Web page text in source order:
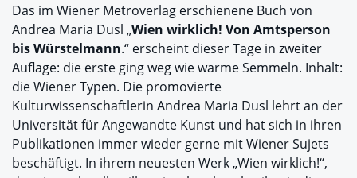
Das im Wiener Metroverlag erschienene Buch von
Andrea Maria Dusl „Wien wirklich! Von Amtsperson
bis Würstelmann.“ erscheint dieser Tage in zweiter
Auflage: die erste ging weg wie warme Semmeln. Inhalt:
die Wiener Typen. Die promovierte
Kulturwissenschaftlerin Andrea Maria Dusl lehrt an der
Universität für Angewandte Kunst und hat sich in ihren
Publikationen immer wieder gerne mit Wiener Sujets
beschäftigt. In ihrem neuesten Werk „Wien wirklich!“,